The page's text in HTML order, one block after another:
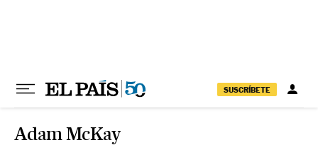
SUSCRÍBETE
Adam McKay